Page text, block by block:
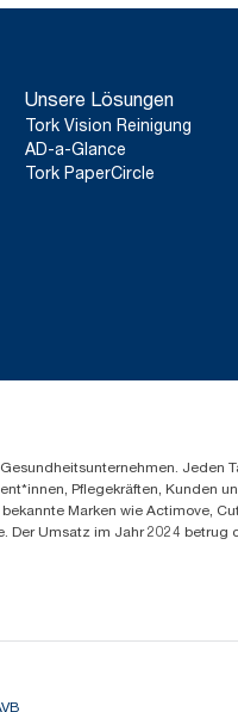
Unsere Lösungen
Tork Vision Reinigung
AD-a-Glance
Tork PaperCircle
Pflegekräften, Kunden
Marken wie Actimove,
Umsatz im Jahr 2024